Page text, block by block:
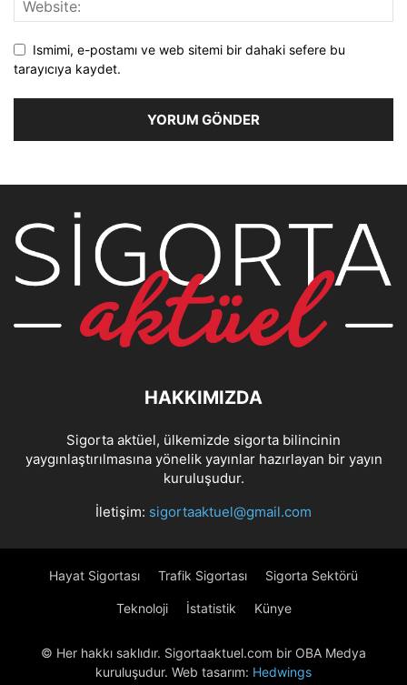
Ismimi, e-postamı ve web sitemi bir dahaki sefere bu
tarayıcıya kaydet.
HAKKIMIZDA
Sigorta aktüel, ülkemizde sigorta bilincinin
yaygınlaştırılmasına yönelik yayınlar hazırlayan bir yayın
kuruluşudur.
İletişim: sigortaaktuel@gmail.com
Hayat Sigortası Trafik Sigortası Sigorta Sektörü
Teknoloji İstatistik Künye
© Her hakkı saklıdır. Sigortaaktuel.com bir OBA Medya
kuruluşudur. Web tasarım: Hedwings